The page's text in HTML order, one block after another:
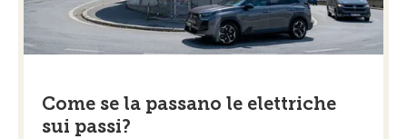
Come se la passano le elettriche
sui passi?